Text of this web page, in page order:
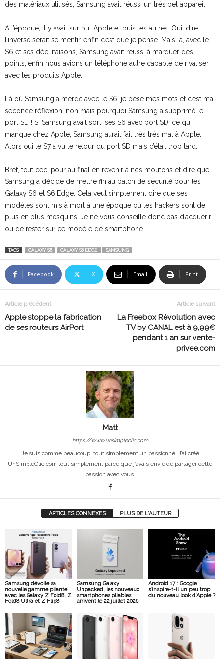
des matériaux utilisés, Samsung avait réussi un très bel appareil.
A l’époque, il y avait surtout Apple et puis les autres. Oui, dire
l’inverse serait se mentir, enfin c’est que je pense. Mais là, avec le
S6 et ses déclinaisons, Samsung avait réussi à marquer des
points, enfin nous avions un téléphone autre capable de rivaliser
avec les produits Apple.
Là où Samsung a merdé avec le S6, je pèse mes mots et c’est ma
seconde réflexion, non mais pourquoi Samsung a supprimé le
port SD ! Si Samsung avait sorti ses S6 avec port SD, ce qui
manque chez Apple, Samsung aurait fait très très mal à Apple.
Alors oui le S7 a vu le retour du port SD mais c’était trop tard.
Bref, tout ceci pour au final en revenir à nos moutons et dire que
Samsung a décidé de mettre fin au patch de sécurité pour les
Galaxy S6 et S6 Edge. Cela veut simplement dire que ses
modèles sont mis à mort à une époque où les hackers sont de
plus en plus mesquins. Je ne vous conseille donc pas d’acquérir
ou de rester sur ce modèle de smartphone.
TAGS GALAXY S6 GALAXY S6 EDGE SAMSUNG
Facebook X Email Print
Article précédent
Apple stoppe la fabrication
de ses routeurs AirPort
Article suivant
La Freebox Révolution avec
TV by CANAL est à 9,99€
pendant 1 an sur vente-
privee.com
Matt
https://www.unsimpleclic.com
Je suis comme beaucoup, tout simplement un passionné. J’ai créé
UnSimpleClic.com tout simplement parce que j’avais envie de partager cette
passion avec vous.
ARTICLES CONNEXES PLUS DE L'AUTEUR
Samsung dévoile sa
nouvelle gamme pliante
avec les Galaxy Z Fold8, Z
Fold8 Ultra et Z Flip8
Samsung Galaxy
Unpacked, les nouveaux
smartphones pliables
arrivent le 22 juillet 2026
Android 17 : Google
s’inspire-t-il un peu trop
du nouveau look d’Apple ?